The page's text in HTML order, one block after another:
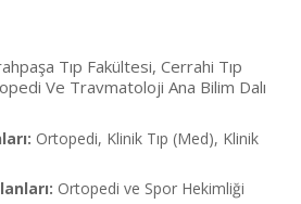
Tıp Fakültesi, Cerrahi Tıp
Ve Travmatoloji Ana Bilim Dalı
Ortopedi, Klinik Tıp (Med), Klinik
Ortopedi ve Spor Hekimliği